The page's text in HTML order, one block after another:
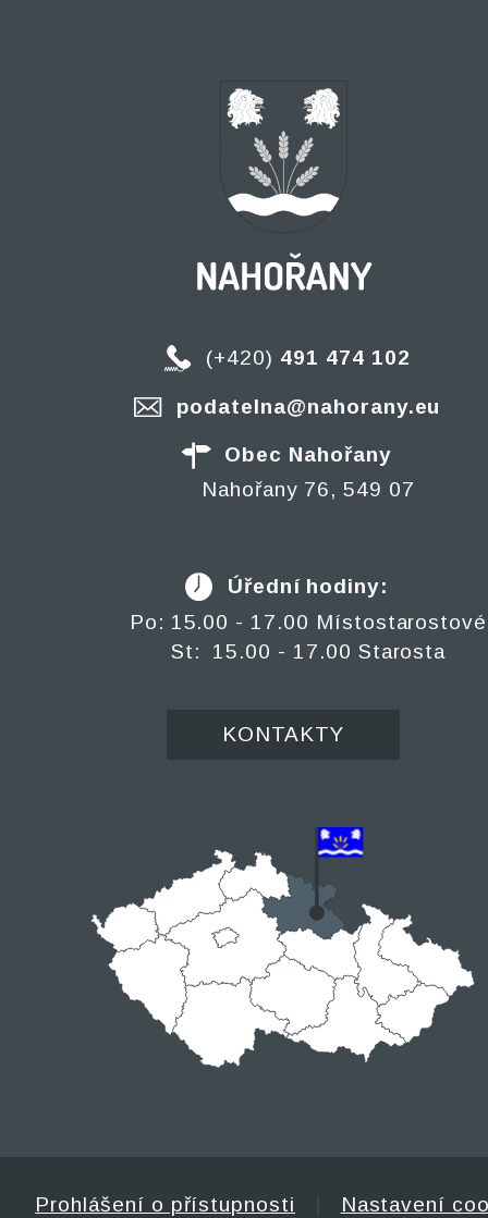
(+420) 491 474 102
podatelna@nahorany.eu
Obec Nahořany
Nahořany 76, 549 07
Úřední hodiny:
Po: 15.00 - 17.00 Místostarostové
St: 15.00 - 17.00 Starosta
KONTAKTY
Prohlášení o přístupnosti
Nastavení